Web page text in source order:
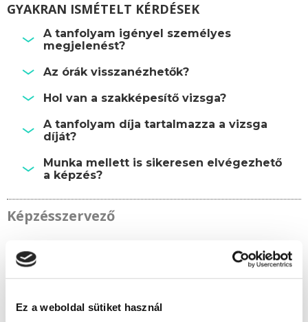
Ez a weboldal sütiket használ
GYAKRAN ISMÉTELT KÉRDÉSEK
A tanfolyam igényel személyes
megjelenést?
Az órák visszanézhetők?
Hol van a szakképesítő vizsga?
A tanfolyam díja tartalmazza a vizsga
díját?
Munka mellett is sikeresen elvégezhető
a képzés?
Képzésszervező